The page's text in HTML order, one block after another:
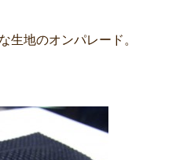
生地のオンパレード。